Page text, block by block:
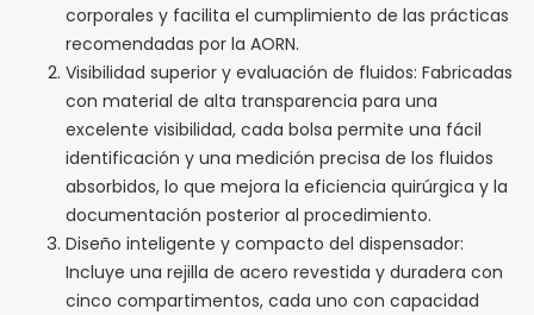
corporales y facilita el cumplimiento de las prácticas
recomendadas por la AORN.
Visibilidad superior y evaluación de fluidos: Fabricadas
con material de alta transparencia para una
excelente visibilidad, cada bolsa permite una fácil
identificación y una medición precisa de los fluidos
absorbidos, lo que mejora la eficiencia quirúrgica y la
documentación posterior al procedimiento.
Diseño inteligente y compacto del dispensador:
Incluye una rejilla de acero revestida y duradera con
cinco compartimentos, cada uno con capacidad